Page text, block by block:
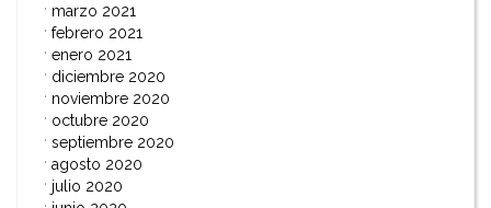
marzo 2021
febrero 2021
enero 2021
diciembre 2020
noviembre 2020
octubre 2020
septiembre 2020
agosto 2020
julio 2020